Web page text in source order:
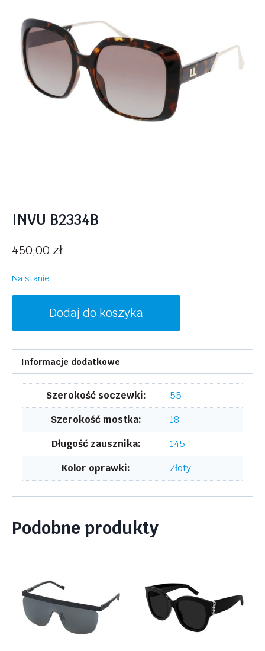
INVU B2334B
450,00 zł
Na stanie
B2334B
Dodaj do koszyka
Informacje dodatkowe
Szerokość soczewki:
55
Szerokość mostka:
18
Długość zausznika:
145
Kolor oprawki:
Złoty
Podobne produkty